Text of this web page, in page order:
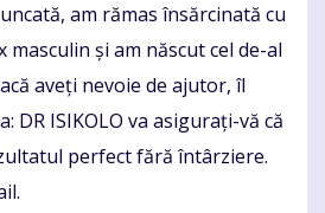
am rămas însărcinată cu
masculin și am născut cel de-al
aveți nevoie de ajutor, îl
DR ISIKOLO va asigurați-vă că
perfect fără întârziere.